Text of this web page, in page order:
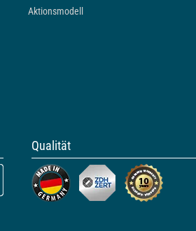
Aktionsmodell
Qualität